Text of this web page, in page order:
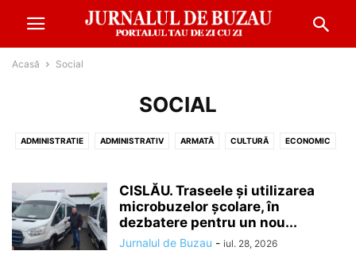
Acasă Social
SOCIAL
ADMINISTRATIE ADMINISTRATIV ARMATĂ CULTURĂ ECONOMIC
REPORTAJ SANATATE SOCIAL SPORT
CISLĂU. Traseele și utilizarea
microbuzelor școlare, în
dezbatere pentru un nou...
Jurnalul de Buzau - iul. 28, 2026